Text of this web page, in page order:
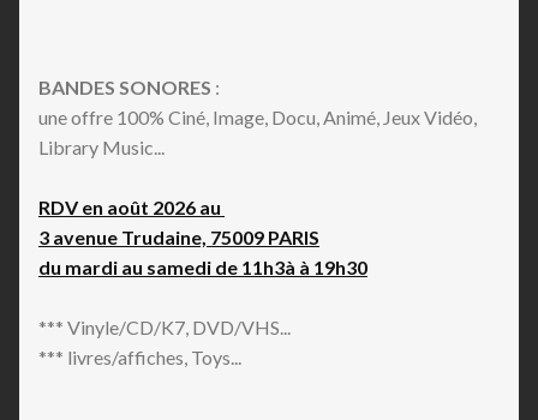
BANDES SONORES :
une offre 100% Ciné, Image, Docu, Animé, Jeux Vidéo,
Library Music...
RDV en août 2026 au
3 avenue Trudaine, 75009 PARIS
du mardi au samedi de 11h3à à 19h30
*** Vinyle/CD/K7, DVD/VHS...
*** livres/affiches, Toys...